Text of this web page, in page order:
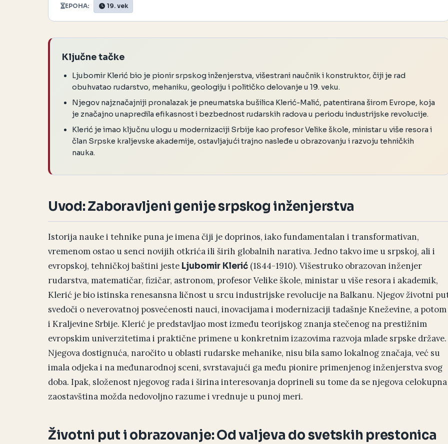
EPOHA: 19. vek
Ključne tačke
Ljubomir Klerić bio je pionir srpskog inženjerstva, višestrani naučnik i konstruktor, čiji je rad
obuhvatao rudarstvo, mehaniku, geologiju i političko delovanje u 19. veku.
Njegov najznačajniji pronalazak je pneumatska bušilica Klerić-Malić, patentirana širom Evrope, koja
je značajno unapredila efikasnost i bezbednost rudarskih radova u periodu industrijske revolucije.
Klerić je imao ključnu ulogu u modernizaciji Srbije kao profesor Velike škole, ministar u više resora i
član Srpske kraljevske akademije, ostavljajući trajno nasleđe u obrazovanju i razvoju tehničkih
nauka.
Uvod: Zaboravljeni genije srpskog inženjerstva
Istorija nauke i tehnike puna je imena čiji je doprinos, iako fundamentalan i transformativan,
vremenom ostao u senci novijih otkrića ili širih globalnih narativa. Jedno takvo ime u srpskoj, ali i
evropskoj, tehničkoj baštini jeste Ljubomir Klerić (1844-1910). Višestruko obrazovan inženjer
rudarstva, matematičar, fizičar, astronom, profesor Velike škole, ministar u više resora i akademik,
Klerić je bio istinska renesansna ličnost u srcu industrijske revolucije na Balkanu. Njegov životni
svedoči o neverovatnoj posvećenosti nauci, inovacijama i modernizaciji tadašnje Kneževine, a potom
i Kraljevine Srbije. Klerić je predstavljao most između teorijskog znanja stečenog na prestižnim
evropskim univerzitetima i praktične primene u konkretnim izazovima razvoja mlade srpske države.
Njegova dostignuća, naročito u oblasti rudarske mehanike, nisu bila samo lokalnog značaja, već su
imala odjeka i na međunarodnoj sceni, svrstavajući ga među pionire primenjenog inženjerstva svog
doba. Ipak, složenost njegovog rada i širina interesovanja doprineli su tome da se njegova celokupna
zaostavština možda nedovoljno razume i vrednuje u punoj meri.
Životni put i obrazovanje: Od valjeva do svetskih prestonica